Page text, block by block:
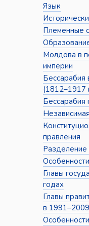
Язык
Племенные
Молдова в
империи
Бессарабия
(1812–1917
Бессарабия
правления
Разделение
Главы
годах
Главы
в